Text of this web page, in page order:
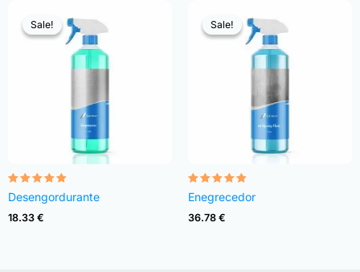
Sale!
Sale!
Avaliação
4.82
de 5
Desengordurante
18.33 €
Sale!
Sale!
Avaliação
4.83
de 5
Enegrecedor
36.78 €